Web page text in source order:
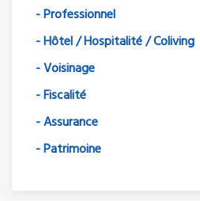
- Professionnel
- Hôtel / Hospitalité / Coliving
- Voisinage
- Fiscalité
- Assurance
- Patrimoine